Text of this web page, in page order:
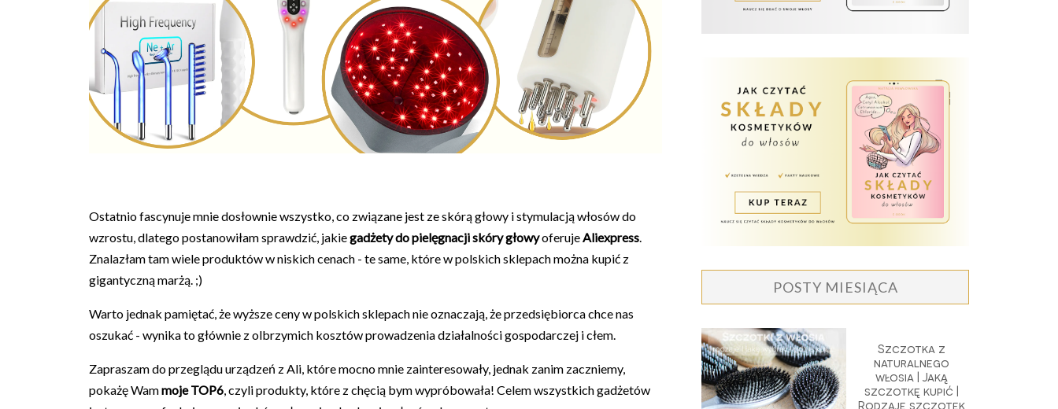
Ostatnio fascynuje mnie dosłownie wszystko, co związane jest ze skórą głowy i stymulacją włosów do
wzrostu, dlatego postanowiłam sprawdzić, jakiegadżety do pielęgnacji skóry głowyoferujeAliexpress.
Znalazłam tam wiele produktów w niskich cenach - te same, które w polskich sklepach można kupić z
gigantyczną marżą. ;)
Warto jednak pamiętać, że wyższe ceny w polskich sklepach nie oznaczają, że przedsiębiorca chce nas
oszukać - wynika to głównie z olbrzymich kosztów prowadzenia działalności gospodarczej i cłem.
Zapraszam do przeglądu urządzeń z Ali, które mocno mnie zainteresowały, jednak zanim zaczniemy,
pokażę Wammoje TOP6, czyli produkty, które z chęcią bym wypróbowała! Celem wszystkich gadżetów
POSTY MIESIĄCA
Szczotka z
naturalnego
włosia | Jaką
szczotkę kupić |
Rodzaje szczotek